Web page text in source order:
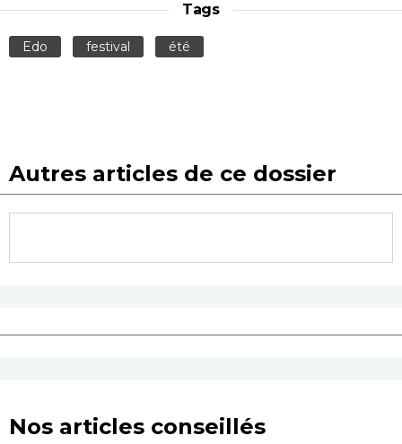
Tags
Edo festival été
Autres articles de ce dossier
Nos articles conseillés